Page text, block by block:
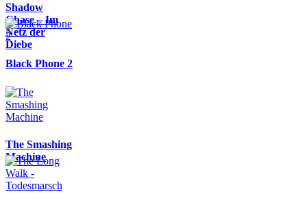
Shadow
Chase – Im
Netz der
Diebe
Black Phone 2
The Smashing
Machine